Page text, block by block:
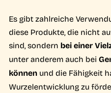
Es gibt zahlreiche
diese Produkte, die nicht
sind, sondern bei einer
unter anderem auch bei
könnenund die Fähigkeit
Wurzelentwicklung zu